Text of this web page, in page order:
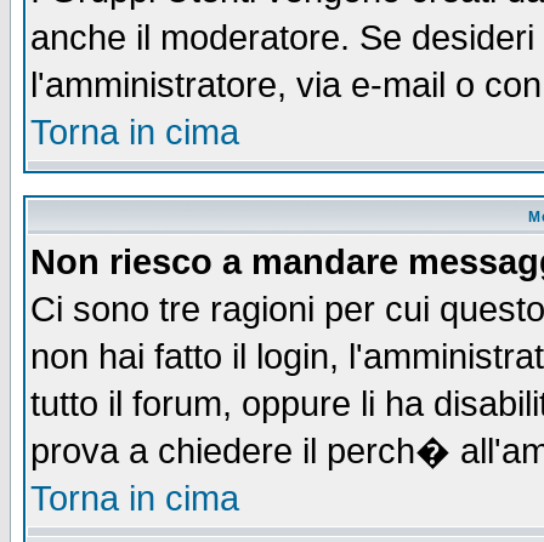
anche il moderatore. Se
l'amministratore, via e-mail o
Torna in cima
Non riesco a mandare
Ci sono tre ragioni per cui
non hai fatto il login,
tutto il forum, oppure li ha
prova a chiedere il perch�
Torna in cima